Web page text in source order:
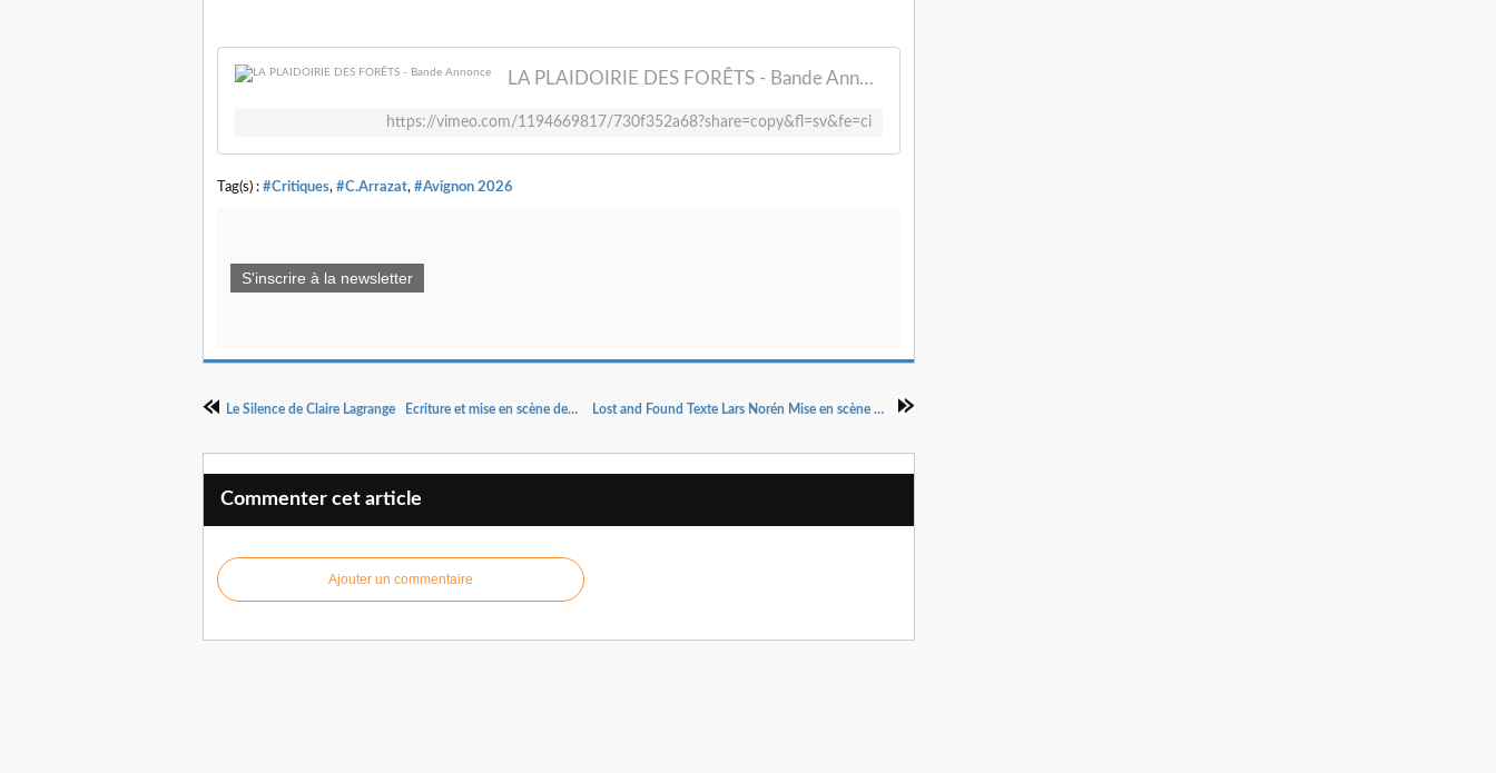
LA PLAIDOIRIE DES FORÊTS - Bande Annonce
https://vimeo.com/1194669817/730f352a68?share=copy&fl=sv&fe=ci
Tag(s) : #Critiques, #C.Arrazat, #Avignon 2026
S'inscrire à la newsletter
Le Silence de Claire Lagrange Ecriture et mise en scène de Céline Delbecq Lost and Found Texte Lars Norén Mise en scène Charles Berling
Commenter cet article
Ajouter un commentaire